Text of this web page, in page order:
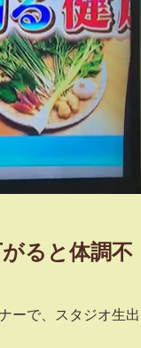
ると体調不
ーで、スタジオ生出